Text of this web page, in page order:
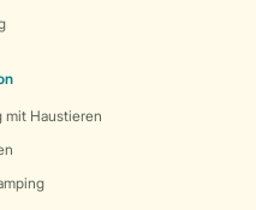
mit Haustieren